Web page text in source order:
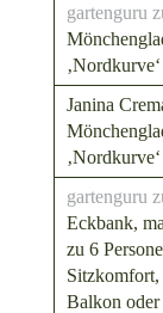
gartenguru
‚Nordkurve‘
Janina
‚Nordkurve‘
gartenguru
Eckbank,
zu 6
Sitzkomfort,
Balkon oder